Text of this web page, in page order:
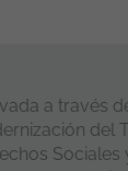
a través
del
Sociales